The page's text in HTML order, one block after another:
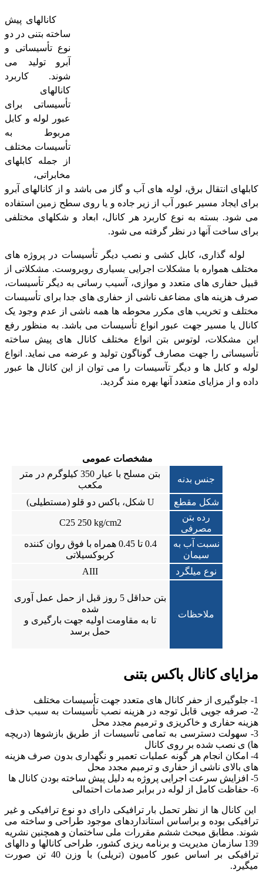
کانالهای پیش
ساخته بتنی در دو
نوع تأسیساتی و
آبرو تولید می
شوند. کاربرد
کانالهای
تأسیساتی برای
عبور لوله و کابل
مربوط به
تأسیسات مختلف
از جمله کابلهای
مخابراتی،
کابلهای انتقال برق، لوله های آب و گاز می باشد و از کانالهای آبرو
برای ایجاد مسیر عبور آب از زیر جاده و یا روی سطح زمین استفاده
می شود. بسته به نوع کاربرد هر کانال، ابعاد و شکلهای مختلفی
برای ساخت آنها در نظر گرفته می شود.
لوله گذاری، کابل کشی و نصب دیگر تأسیسات در پروژه های
مختلف همواره با مشکلات اجرایی بسیاری روبروست. مشکلاتی از
قبیل حفاری های متعدد و موازی، آسیب رسانی به دیگر تأسیسات،
صرف هزینه های مضاعف ناشی از حفاری های جدا برای تأسیسات
مختلف و تخریب های مکرر محوطه ها همه ناشی از عدم وجود یک
کانال یا مسیر جهت عبور انواع تأسیسات می باشد. به منظور رفع
این مشکلات، لوتوس بتن انواع مختلف کانال های پیش ساخته
تأسیساتی را جهت مصارف گوناگون تولید و عرضه می نماید. انواع
لوله و کابل ها و دیگر تآسیسات را می توان از این کانال ها عبور
داده و از مزایای متعدد آنها بهره مند گردید.
مشخصات عمومی
جنس بدنه
بتن مسلح با عیار 350 کیلوگرم در متر
مکعب
شکل مقطع
U شکل، باکس دو قلو (مستطیلی)
رده بتن
مصرفی
C25 250 kg/cm2
نسبت آب به
سیمان
0.4 تا 0.45 همراه با فوق روان کننده
کربوکسیلاتی
نوع میلگرد
AIII
ملاحظات
بتن حداقل 5 روز قبل از حمل عمل آوری
شده
تا به مقاومت اولیه جهت بارگیری و
حمل برسد
مزایای کانال باکس بتنی
1- جلوگیری از حفر کانال های متعدد جهت تأسیسات مختلف
2- صرفه جویی قابل توجه در هزینه نصب تأسیسات به سبب حذف
هزینه حفاری و خاکریزی و ترمیم مجدد محل
3- سهولت دسترسی به تمامی تأسیسات از طریق بازشوها (دریچه
ها) ی نصب شده بر روی کانال
4- امکان انجام هر گونه عملیات تعمیر و نگهداری بدون صرف هزینه
های بالای ناشی از حفاری و ترمیم مجدد محل
5- افزایش سرعت اجرایی پروژه به دلیل پیش ساخته بودن کانال ها
6- حفاظت کامل از لوله در برابر صدمات احتمالی
این کانال ها از نظر تحمل بار ترافیکی دارای دو نوع ترافیکی و غیر
ترافیکی بوده و براساس استانداردهای موجود طراحی و ساخته می
شوند. مطابق مبحث ششم مقررات ملی ساختمان و همچنین نشریه
139 سازمان مدیریت و برنامه ریزی کشور، طراحی کانالها و دالهای
ترافیکی بر اساس عبور کامیون (تریلی) با وزن 40 تن صورت
میگیرد.